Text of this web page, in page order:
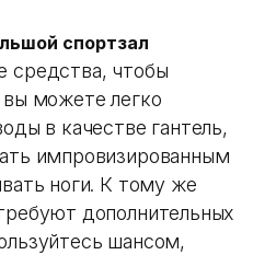
спортзал
средства, чтобы
можете легко
в качестве гантель,
импровизированным
ноги. К тому же
дополнительных
шансом,